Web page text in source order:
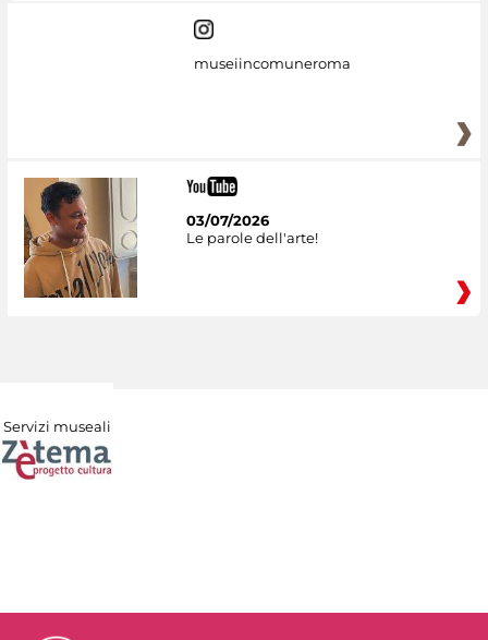
museiincomuneroma
03/07/2026
Le parole dell'arte!
Servizi museali